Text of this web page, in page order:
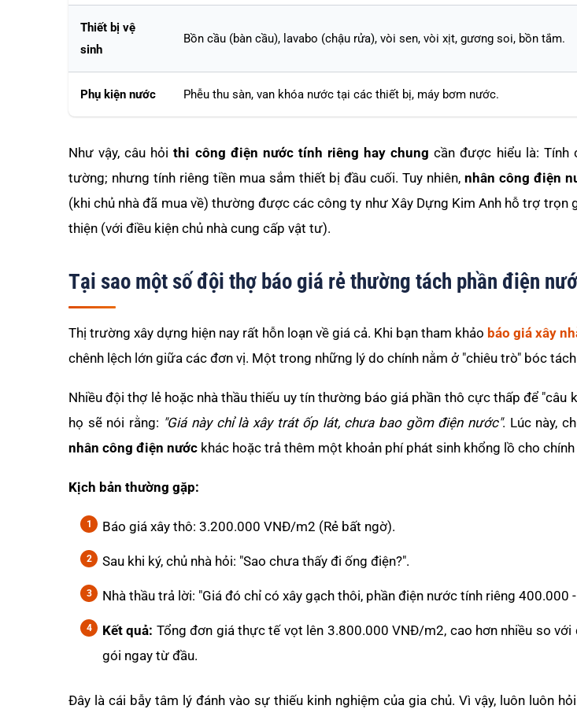
Thiết bị vệ
sinh
Bồn cầu (bàn cầu), lavabo (chậu rửa), vòi sen, vòi xịt, gương soi, bồn tắm.
Phụ kiện nước Phễu thu sàn, van khóa nước tại các thiết bị, máy bơm nước.
Như vậy, câu hỏithi công điện nước tính riêng hay chung cần được hiểu là: Tính
tường; nhưng tính riêng tiền mua sắm thiết bị đầu cuối. Tuy nhiên,nhân công điện
(khi chủ nhà đã mua về) thường được các công ty như Xây Dựng Kim Anh hỗ trợ trọn
thiện (với điều kiện chủ nhà cung cấp vật tư).
Tại sao một số đội thợ báo giá rẻ thường tách phần điện
Thị trường xây dựng hiện nay rất hỗn loạn về giá cả. Khi bạn tham khảo báo giá xây
chênh lệch lớn giữa các đơn vị. Một trong những lý do chính nằm ở "chiêu trò" bóc
Nhiều đội thợ lẻ hoặc nhà thầu thiếu uy tín thường báo giá phần thô cực thấp để "câu
họ sẽ nói rằng: "Giá này chỉ là xây trát ốp lát, chưa bao gồm điện nước". Lúc này,
nhân công điện nước khác hoặc trả thêm một khoản phí phát sinh khổng lồ cho chính
Kịch bản thường gặp:
Báo giá xây thô: 3.200.000 VNĐ/m2 (Rẻ bất ngờ).
Sau khi ký, chủ nhà hỏi: "Sao chưa thấy đi ống điện?".
Nhà thầu trả lời: "Giá đó chỉ có xây gạch thôi, phần điện nước tính riêng 400.000
Kết quả: Tổng đơn giá thực tế vọt lên 3.800.000 VNĐ/m2, cao hơn nhiều so
gói ngay từ đầu.
Đây là cái bẫy tâm lý đánh vào sự thiếu kinh nghiệm của gia chủ. Vì vậy, luôn luôn